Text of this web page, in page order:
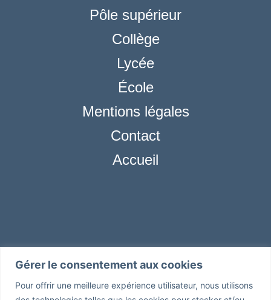
Gérer le consentement aux cookies
Pour offrir une meilleure expérience utilisateur, nous utilisons
Pôle supérieur
Collège
Lycée
École
Mentions légales
Contact
Accueil
Réseaux sociaux